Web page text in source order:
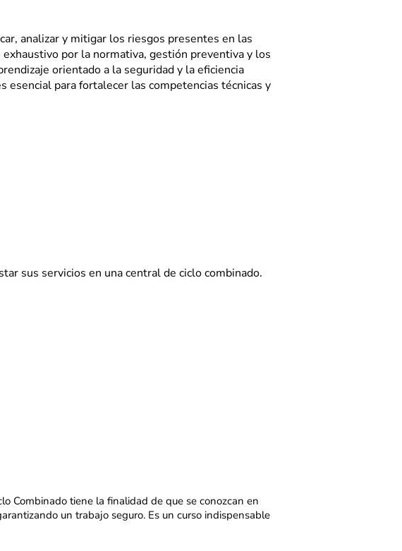
analizar y mitigar los riesgos presentes en las
por la normativa, gestión preventiva y los
orientado a la seguridad y la eficiencia
esencial para fortalecer las competencias técnicas y
sus servicios en una central de ciclo combinado.
Combinado tiene la finalidad de que se conozcan en
un trabajo seguro. Es un curso indispensable